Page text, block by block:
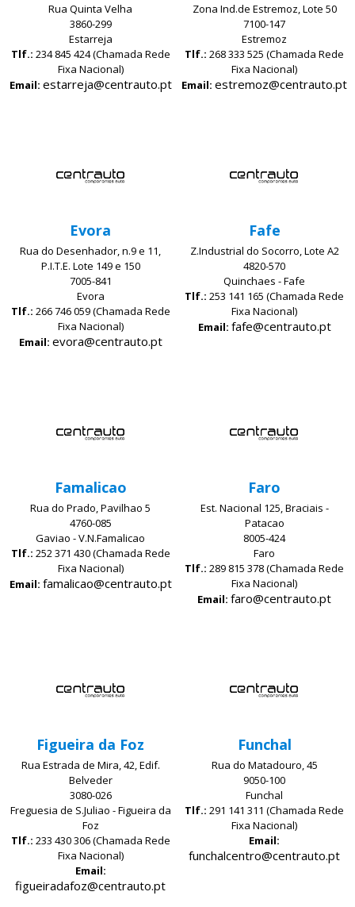
Rua Quinta Velha
3860-299
Estarreja
Tlf.: 234 845 424 (Chamada Rede
Fixa Nacional)
Email: estarreja@centrauto.pt
Zona Ind.de Estremoz, Lote 50
7100-147
Estremoz
Tlf.:268 333 525 (Chamada Rede
Fixa Nacional)
Email: estremoz@centrauto.pt
Evora
Rua do Desenhador, n.9 e 11,
P.I.T.E. Lote 149 e 150
7005-841
Evora
Tlf.: 266 746 059 (Chamada Rede
Fixa Nacional)
Email: evora@centrauto.pt
Fafe
Z.Industrial do Socorro, Lote A2
4820-570
Quinchaes - Fafe
Tlf.:253 141 165 (Chamada Rede
Fixa Nacional)
Email: fafe@centrauto.pt
Famalicao
Rua do Prado, Pavilhao 5
4760-085
Gaviao - V.N.Famalicao
Tlf.: 252 371 430 (Chamada Rede
Fixa Nacional)
Email: famalicao@centrauto.pt
Faro
Est. Nacional 125, Braciais -
Patacao
8005-424
Faro
Tlf.:289 815 378 (Chamada Rede
Fixa Nacional)
Email: faro@centrauto.pt
Figueira da Foz
Rua Estrada de Mira, 42, Edif.
Belveder
3080-026
Freguesia de S.Juliao - Figueira da
Foz
Tlf.: 233 430 306 (Chamada Rede
Fixa Nacional)
Email:
figueiradafoz@centrauto.pt
Funchal
Rua do Matadouro, 45
9050-100
Funchal
Tlf.:291 141 311 (Chamada Rede
Fixa Nacional)
Email:
funchalcentro@centrauto.pt